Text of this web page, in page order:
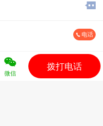
电话
中路麗枫酒店楼下，鸿都小
微信
拨打电话